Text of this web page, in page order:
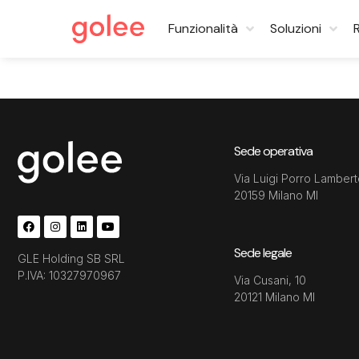
Funzionalità Soluzioni
GLE Holding SB SRL
P.IVA: 10327970967
Sede operativa
Via Luigi Porro
20159 Milano MI
Sede legale
Via Cusani, 10
20121 Milano MI